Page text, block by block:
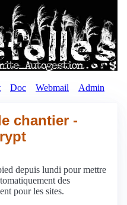
Doc Webmail Admin
chantier -
depuis lundi pour mettre
des
pour les sites.